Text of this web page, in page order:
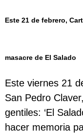
Este 21 de febrero,
masacre de El Salado
Este viernes 21
San Pedro
gentiles: ‘El
hacer memoria